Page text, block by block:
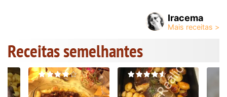
Iracema
Receitas semelhantes